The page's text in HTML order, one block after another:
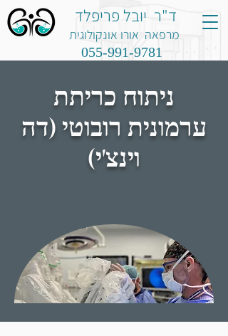
ד"ר יובל פריפלד
מרפאה אורו אונקולוגית
055-991-9781
ניתוח כריתת
ערמונית רובוטי (דה
וינצ'י)